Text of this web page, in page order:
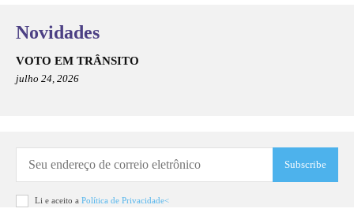
Novidades
VOTO EM TRÂNSITO
julho 24, 2026
Subscribe
Li e aceito a Política de Privacidade<